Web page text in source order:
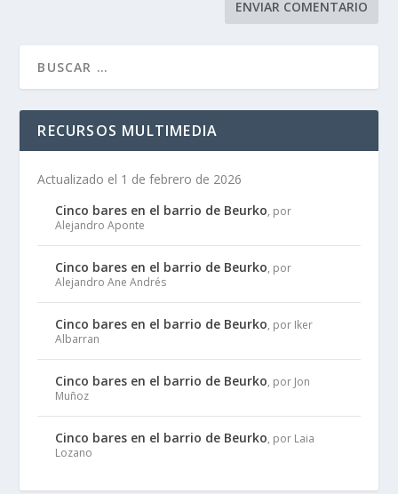
RECURSOS MULTIMEDIA
Actualizado el 1 de febrero de 2026
Cinco bares en el barrio de Beurko, por
Alejandro Aponte
Cinco bares en el barrio de Beurko, por
Alejandro Ane Andrés
Cinco bares en el barrio de Beurko, por Iker
Albarran
Cinco bares en el barrio de Beurko, por Jon
Muñoz
Cinco bares en el barrio de Beurko, por Laia
Lozano